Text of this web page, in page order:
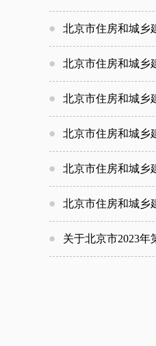
北京市住房和城乡
北京市住房和城乡
北京市住房和城乡
北京市住房和城乡
北京市住房和城乡
北京市住房和城乡
关于北京市2023